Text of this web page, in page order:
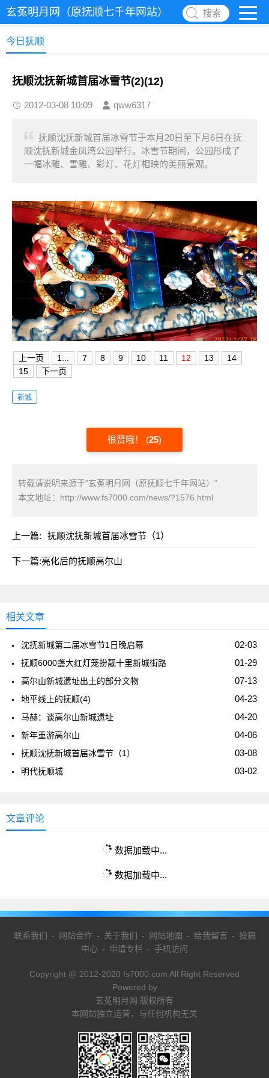
玄菟明月网（原抚顺七千年网站） 搜索
今日抚顺
抚顺沈抚新城首届冰雪节(2)(12)
2012-03-08 10:09 qww6317
抚顺沈抚新城首届冰雪节于本月20日至下月6日在抚
顺沈抚新城金凤湾公园举行。冰雪节期间，公园形成了
一幅冰雕、雪雕、彩灯、花灯相映的美丽景观。
上一页 1... 7 8 9 10 11 12 13
14
15
下一页
新城
很赞哦！ (25)
转载请说明来源于"玄菟明月网（原抚顺七千年网站）"
本文地址： http://www.fs7000.com/news/?1576.html
上一篇: 抚顺沈抚新城首届冰雪节（1）
下一篇:亮化后的抚顺高尔山
相关文章
02-03
沈抚新城第二届冰雪节1日晚启幕
01-29
抚顺6000盏大红灯笼扮靓十里新城街路
07-13
高尔山新城遗址出土的部分文物
04-23
地平线上的抚顺(4)
04-20
马赫：谈高尔山新城遗址
04-06
新年重游高尔山
03-08
抚顺沈抚新城首届冰雪节（1）
03-02
明代抚顺城
文章评论
数据加载中...
数据加载中...
联系我们 - 网站合作- 关于我们 - 网站地图 - 给我留言 - 投稿
中心 - 申请专栏 - 手机访问
Copyright @ 2012-2020 fs7000.com All Right Reserved
Powered by
玄菟明月网 版权所有
本网站独立运营，与任何机构无关